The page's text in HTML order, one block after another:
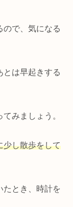
ので、気になる
とは早起きする
みましょう。
少し散歩をして
たとき、時計を